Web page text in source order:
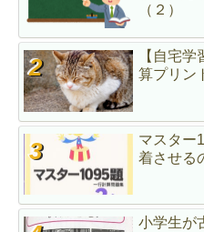
（２）
【自宅
算プリン
マスター
着させる
小学生が